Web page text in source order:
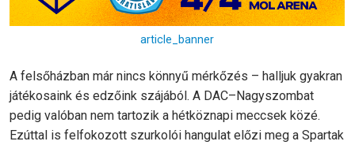
article_banner
A felsőházban már nincs könnyű mérkőzés – halljuk gyakran
játékosaink és edzőink szájából. A DAC–Nagyszombat
pedig valóban nem tartozik a hétköznapi meccsek közé.
Ezúttal is felfokozott szurkolói hangulat előzi meg a Spartak